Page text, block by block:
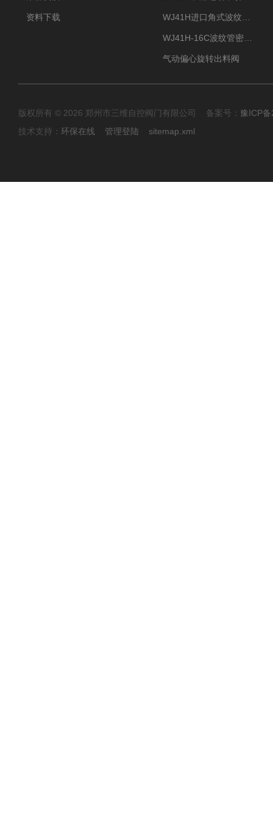
资料下载
气动偏心旋转出料阀
版权所有 © 2026 郑州市三维自控阀门有限公司 备案号： 豫ICP
技术支持： 环保在线 管理登陆 sitemap.xml